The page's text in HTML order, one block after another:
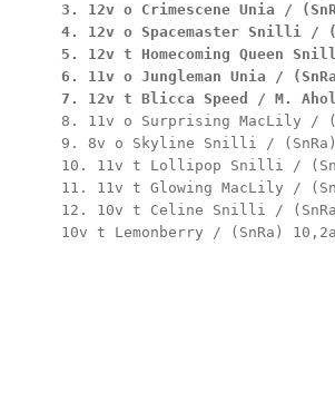
3. 12v o Crimescene Unia /
4. 12v o Spacemaster Snilli /
5. 12v t Homecoming Queen
6. 11v o Jungleman Unia /
7. 12v t Blicca Speed / M.
8. 11v o Surprising MacLily /
9. 8v o Skyline Snilli /
10. 11v t Lollipop Snilli /
11. 11v t Glowing MacLily /
12. 10v t Celine Snilli /
10v t Lemonberry / (SnRa)